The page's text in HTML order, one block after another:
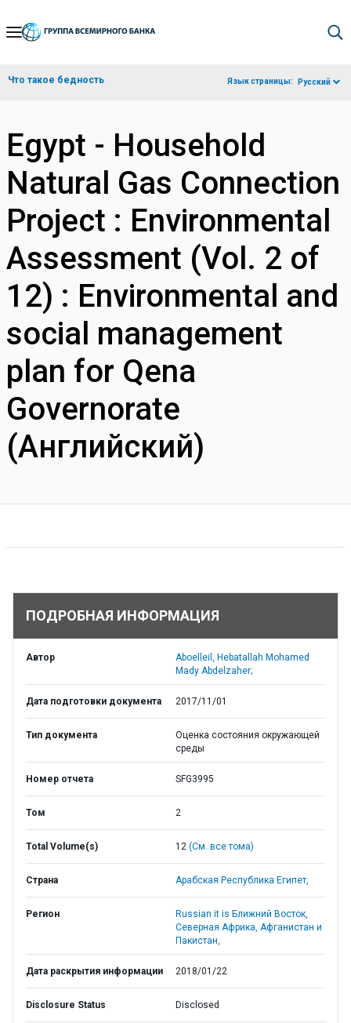
Skip
Navigation
Что такое бедность Язык страницы: Русский
Egypt - Household
Natural Gas Connection
Project : Environmental
Assessment (Vol. 2 of
12) : Environmental and
social management
plan for Qena
Governorate
(Английский)
ПОДРОБНАЯ ИНФОРМАЦИЯ
Автор
Aboelleil, Hebatallah Mohamed
Mady Abdelzaher;
Дата подготовки документа 2017/11/01
Тип документа
Оценка состояния окружающей
среды
Номер отчета SFG3995
Том 2
Total Volume(s) 12 (См. все тома)
Страна Арабская Республика Египет,
Регион
Russian it is Ближний Восток,
Северная Африка, Афганистан и
Пакистан,
Дата раскрытия информации 2018/01/22
Disclosure Status Disclosed